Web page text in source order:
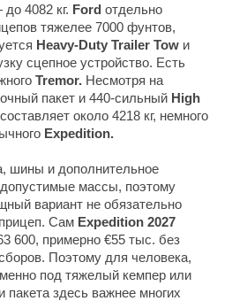
4082 кг. Ford отдельно
тяжелее 7000 фунтов,
Heavy-Duty Trailer Tow и
сцепное устройство. Есть
Tremor. Несмотря на
пакет и 440-сильный High
около 4218 кг, немного
Expedition.
шины и дополнительное
массы, поэтому
вариант не обязательно
Сам Expedition 2027
600, примерно €55 тыс. без
Поэтому для человека,
под тяжелый кемпер или
пакета здесь важнее многих